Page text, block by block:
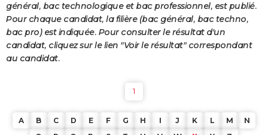
FORUM
Bricolage
Lifestyle
Culture
Sport
Auto
Television
Voyage
Cinema
général, bac technologique et bac professionnel, est publié.
Pour chaque candidat, la filière (bac général, bac techno,
bac pro) est indiquée. Pour consulter le résultat d'un
candidat, cliquez sur le lien "Voir le résultat" correspondant
au candidat.
1
A B C D E F G H I J K L M
N